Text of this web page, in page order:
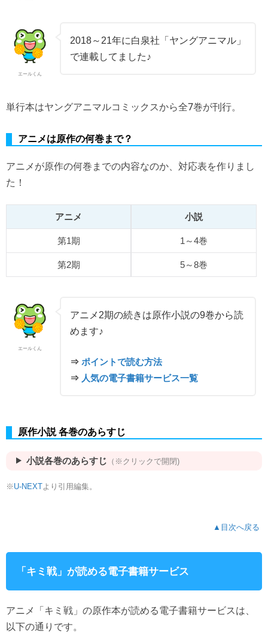
エールくん
2018～21年に白泉社「ヤングアニマル」
で連載してました♪
単行本はヤングアニマルコミックスから全7巻が刊行。
アニメは原作の何巻まで？
アニメが原作の何巻までの内容なのか、対応表を作りまし
た！
アニメ 小説
第1期 1～4巻
第2期 5～8巻
エールくん
アニメ2期の続きは原作小説の9巻から読
めます♪
⇒ ポイントで読む方法
⇒ 人気の電子書籍サービス一覧
原作小説 各巻のあらすじ
小説各巻のあらすじ （※クリックで開閉)
※ U-NEXTより引用編集。
▲目次へ戻る
「キミ戦」が読める電子書籍サービス
アニメ「キミ戦」の原作本が読める電子書籍サービスは、
以下の通りです。